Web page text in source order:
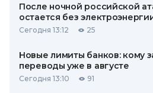
После ночной российской
остается без
Сегодня 13:12 25
Новые лимиты банков: кому
переводы уже в августе
Сегодня 13:10 91